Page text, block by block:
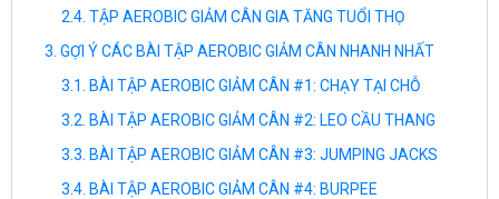
TẬP AEROBIC GIẢM CÂN GIA TĂNG TUỔI THỌ
GỢI Ý CÁC BÀI TẬP AEROBIC GIẢM CÂN NHANH NHẤT
BÀI TẬP AEROBIC GIẢM CÂN #1: CHẠY TẠI CHỖ
BÀI TẬP AEROBIC GIẢM CÂN #2: LEO CẦU THANG
BÀI TẬP AEROBIC GIẢM CÂN #3: JUMPING JACKS
BÀI TẬP AEROBIC GIẢM CÂN #4: BURPEE